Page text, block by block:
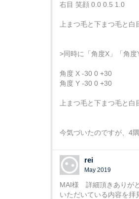
右目 笑顔 0.0 0.5 1.0
上まつ毛と下まつ毛と
>同時に「角度X」「角
角度 X -30 0 +30
角度 Y -30 0 +30
上まつ毛と下まつ毛と
今気づいたのですが、4
rei
May 2019
MAI様 詳細頂きありが
いただいている内容を拝